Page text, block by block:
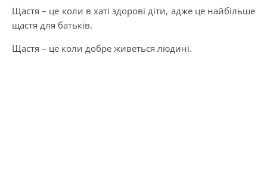
Щастя – це коли в хаті здорові діти, адже це найбільше
щастя для батьків.
Щастя – це коли добре живеться людині.